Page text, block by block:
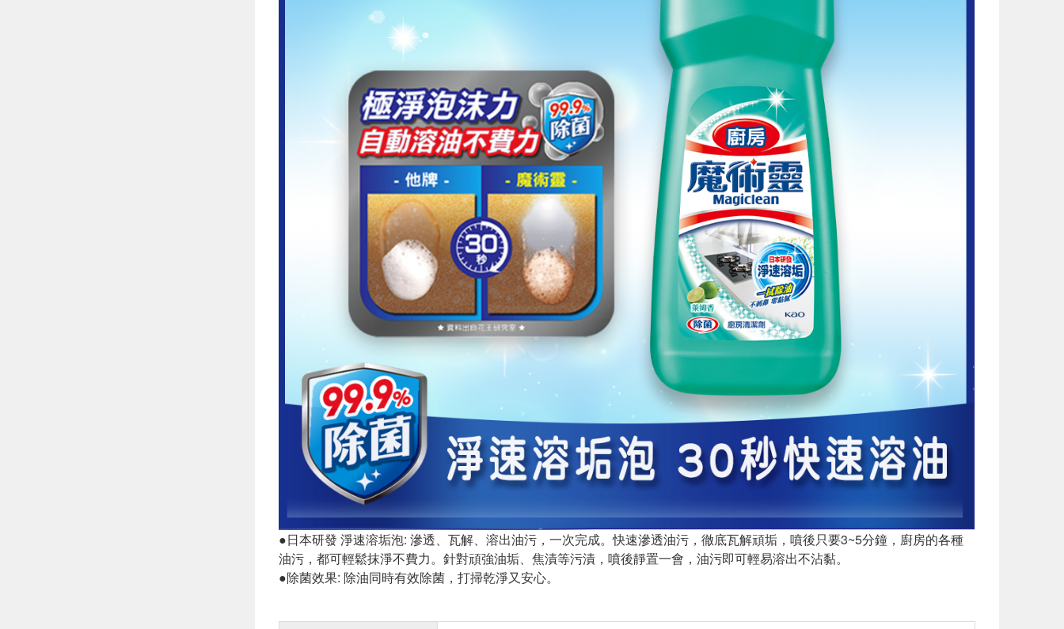
●日本研發 淨速溶垢泡: 滲透、瓦解、溶出油污，一次完成。快速滲透油污，徹底瓦解頑垢，噴後只要3~5分鐘，廚房的各種
油污，都可輕鬆抹淨不費力。針對頑強油垢、焦漬等污漬，噴後靜置一會，油污即可輕易溶出不沾黏。
●除菌效果: 除油同時有效除菌，打掃乾淨又安心。